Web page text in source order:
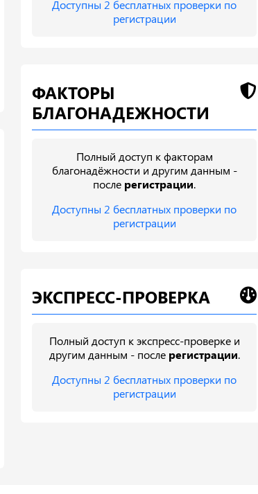
Доступны 2 бесплатных проверки по
регистрации
ФАКТОРЫ
БЛАГОНАДЕЖНОСТИ
Полный доступ к факторам
благонадёжности и другим данным -
после регистрации.
Доступны 2 бесплатных проверки по
регистрации
ЭКСПРЕСС-ПРОВЕРКА
Полный доступ к экспресс-проверке и
другим данным - после регистрации.
Доступны 2 бесплатных проверки по
регистрации